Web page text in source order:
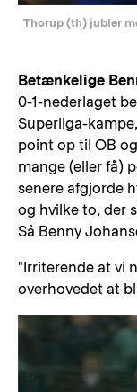
Thorup (th) jubler
Betænkelige
0-1-nederlaget
Superliga-
point op til OB
mange (eller få)
senere afgjorde
og hvilke to, der
Så Benny
"Irriterende at vi
overhovedet at